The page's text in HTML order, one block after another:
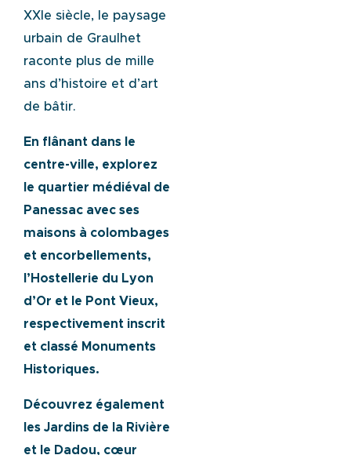
XXIe siècle, le paysage
urbain de Graulhet
raconte plus de mille
ans d’histoire et d’art
de bâtir.
En flânant dans le
centre-ville, explorez
le quartier médiéval de
Panessac avec ses
maisons à colombages
et encorbellements,
l’Hostellerie du Lyon
d’Or et le Pont Vieux,
respectivement inscrit
et classé Monuments
Historiques.
Découvrez également
les Jardins de la Rivière
et le Dadou, cœur